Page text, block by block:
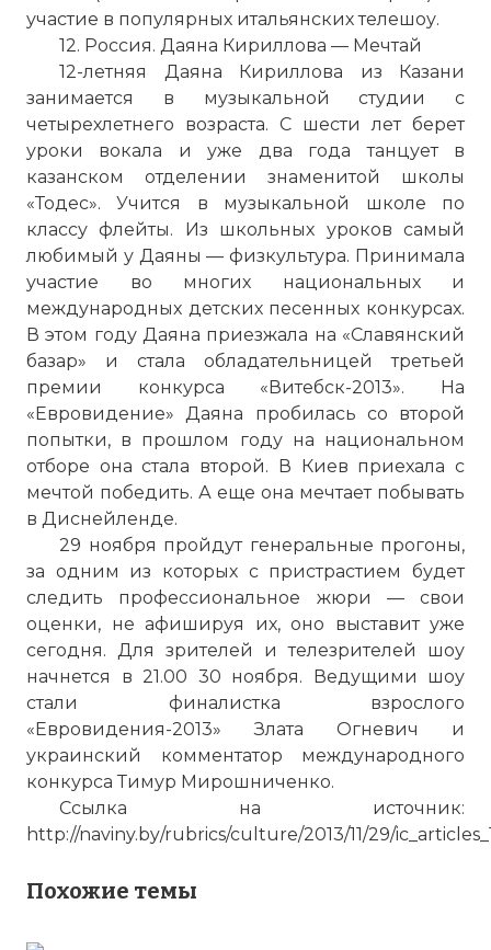
участие в популярных итальянских телешоу.
12. Россия. Даяна Кириллова — Мечтай
12-летняя Даяна Кириллова из Казани
занимается в музыкальной студии с
четырехлетнего возраста. С шести лет берет
уроки вокала и уже два года танцует в
казанском отделении знаменитой школы
«Тодес». Учится в музыкальной школе по
классу флейты. Из школьных уроков самый
любимый у Даяны — физкультура. Принимала
участие во многих национальных и
международных детских песенных конкурсах.
В этом году Даяна приезжала на «Славянский
базар» и стала обладательницей третьей
премии конкурса «Витебск-2013». На
«Евровидение» Даяна пробилась со второй
попытки, в прошлом году на национальном
отборе она стала второй. В Киев приехала с
мечтой победить. А еще она мечтает побывать
в Диснейленде.
29 ноября пройдут генеральные прогоны,
за одним из которых с пристрастием будет
следить профессиональное жюри — свои
оценки, не афишируя их, оно выставит уже
сегодня. Для зрителей и телезрителей шоу
начнется в 21.00 30 ноября. Ведущими шоу
стали финалистка взрослого
«Евровидения-2013» Злата Огневич и
украинский комментатор международного
конкурса Тимур Мирошниченко.
Ссылка на источник:
http://naviny.by/rubrics/culture/2013/11/29/
Похожие темы